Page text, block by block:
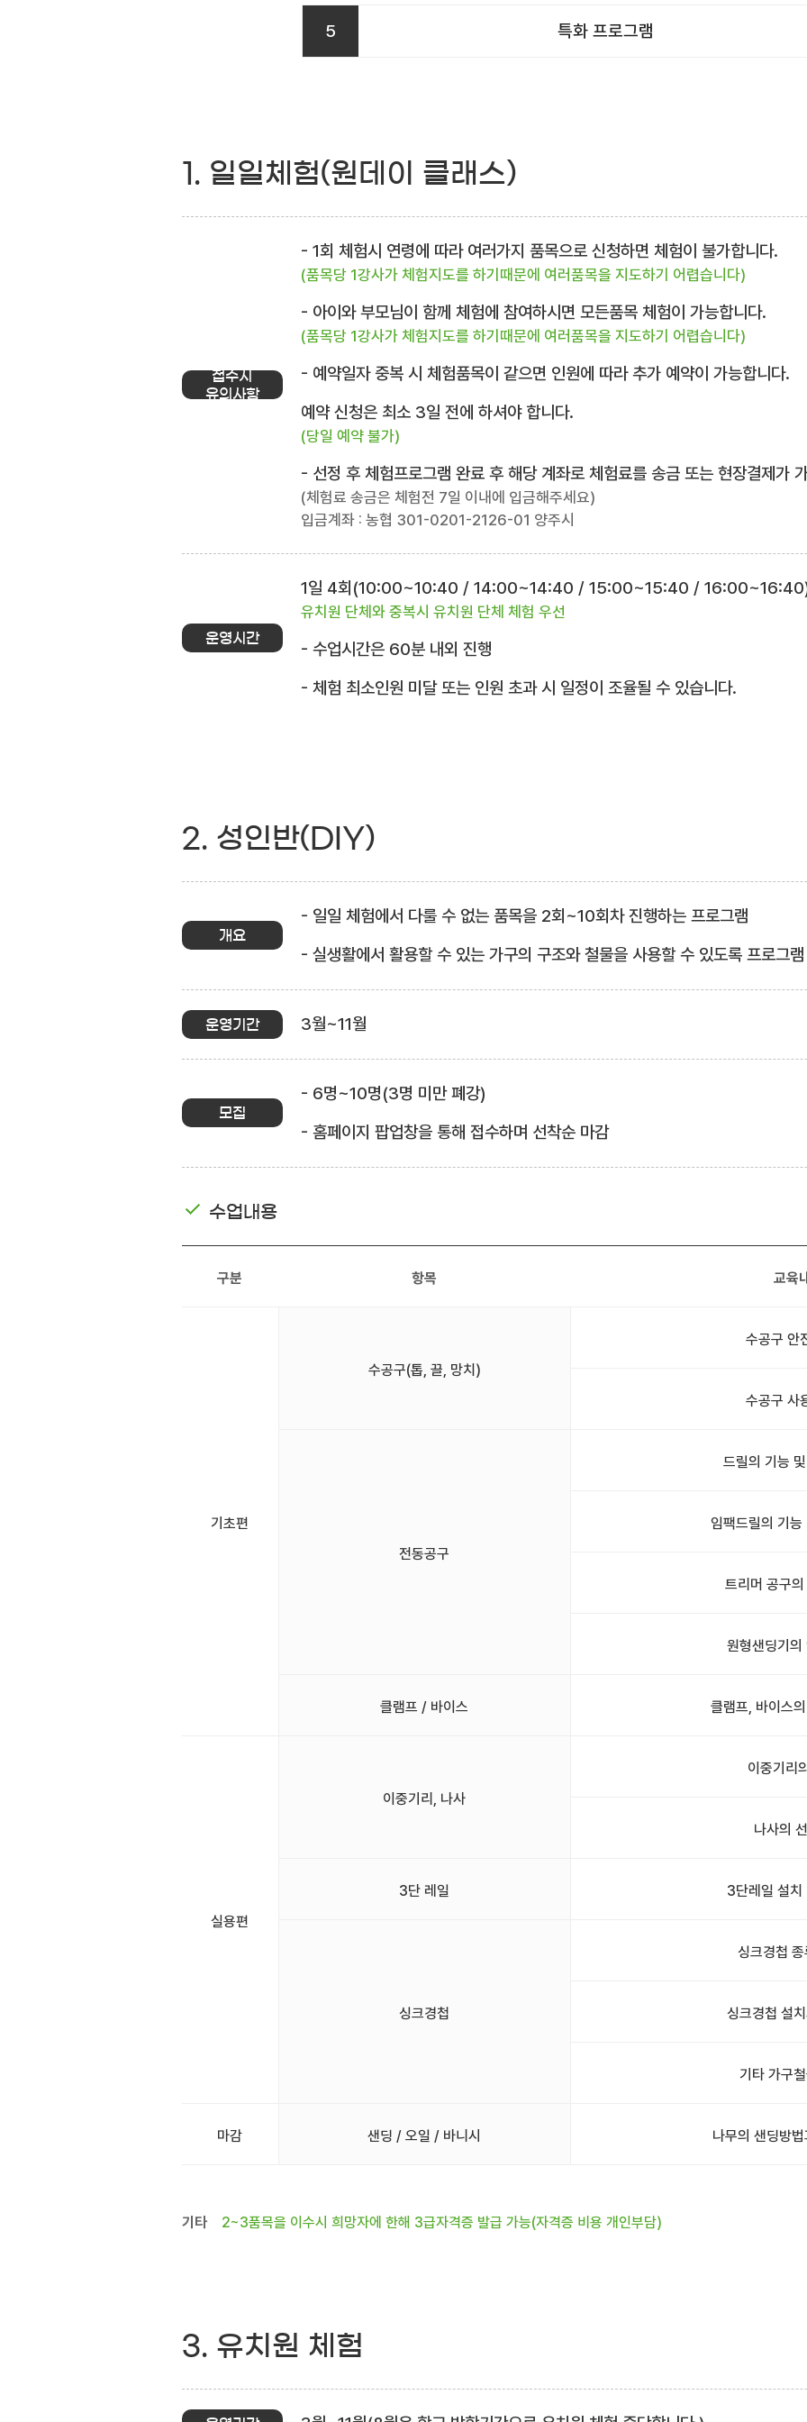
5 특화 프로그램
1. 일일체험(원데이 클래스)
접수시
유의사항
- 1회 체험시 연령에 따라 여러가지 품목으로 신청하면 체험이 불가합니다.
(품목당 1강사가 체험지도를 하기때문에 여러품목을 지도하기 어렵습니다)
- 아이와 부모님이 함께 체험에 참여하시면 모든품목 체험이 가능합니다.
(품목당 1강사가 체험지도를 하기때문에 여러품목을 지도하기 어렵습니다)
- 예약일자 중복 시 체험품목이 같으면 인원에 따라 추가 예약이 가능합니다.
예약 신청은 최소 3일 전에 하셔야 합니다.
(당일 예약 불가)
- 선정 후 체험프로그램 완료 후 해당 계좌로 체험료를 송금 또는 현장결제가
(체험료 송금은 체험전 7일 이내에 입금해주세요)
입금계좌 : 농협 301-0201-2126-01 양주시
운영시간
1일 4회(10:00~10:40 / 14:00~14:40 / 15:00~15:40 /
유치원 단체와 중복시 유치원 단체 체험 우선
- 수업시간은 60분 내외 진행
- 체험 최소인원 미달 또는 인원 초과 시 일정이 조율될 수 있습니다.
2. 성인반(DIY)
개요
- 일일 체험에서 다룰 수 없는 품목을 2회~10회차 진행하는 프로그램
- 실생활에서 활용할 수 있는 가구의 구조와 철물을 사용할 수 있도록 프로그
운영기간 3월~11월
모집
- 6명~10명(3명 미만 폐강)
- 홈페이지 팝업창을 통해 접수하며 선착순 마감
수업내용
구분 항목 교육
기초편
수공구(톱, 끌, 망치)
수공구 안
수공구 사
전동공구
드릴의 기능
임팩드릴의 기
트리머 공구
원형샌딩기의
클램프 / 바이스 클램프, 바이스
실용편
이중기리, 나사
이중기리
나사의
3단 레일 3단레일 설치
싱크경첩
싱크경첩
싱크경첩 설
기타 가구
마감 샌딩 / 오일 / 바니시 나무의 샌딩방
기타 2~3품목을 이수시 희망자에 한해 3급자격증 발급 가능(자격증 비용 개인부담)
3. 유치원 체험